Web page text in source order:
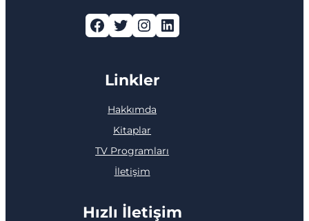
Facebook Twitter Instagram LinkedIn
Linkler
Hakkımda
Kitaplar
TV Programları
İletişim
Hızlı İletişim